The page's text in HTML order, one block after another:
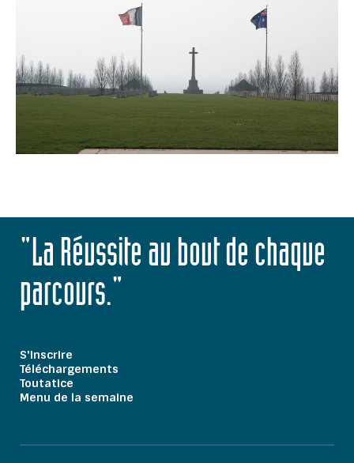
"La Réussite au bout de chaque
parcours."
S'inscrire
Téléchargements
Toutatice
Menu de la semaine